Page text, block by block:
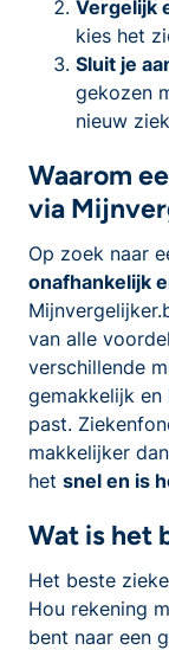
Vergelijk
kies het
Sluit je
gekozen
nieuw
Waarom
via
Op zoek naar
onafhankelijk
van alle
verschillende
gemakkelijk
past.
makkelijker
het snel en is
Wat is het
Het beste
Hou rekening
bent naar een